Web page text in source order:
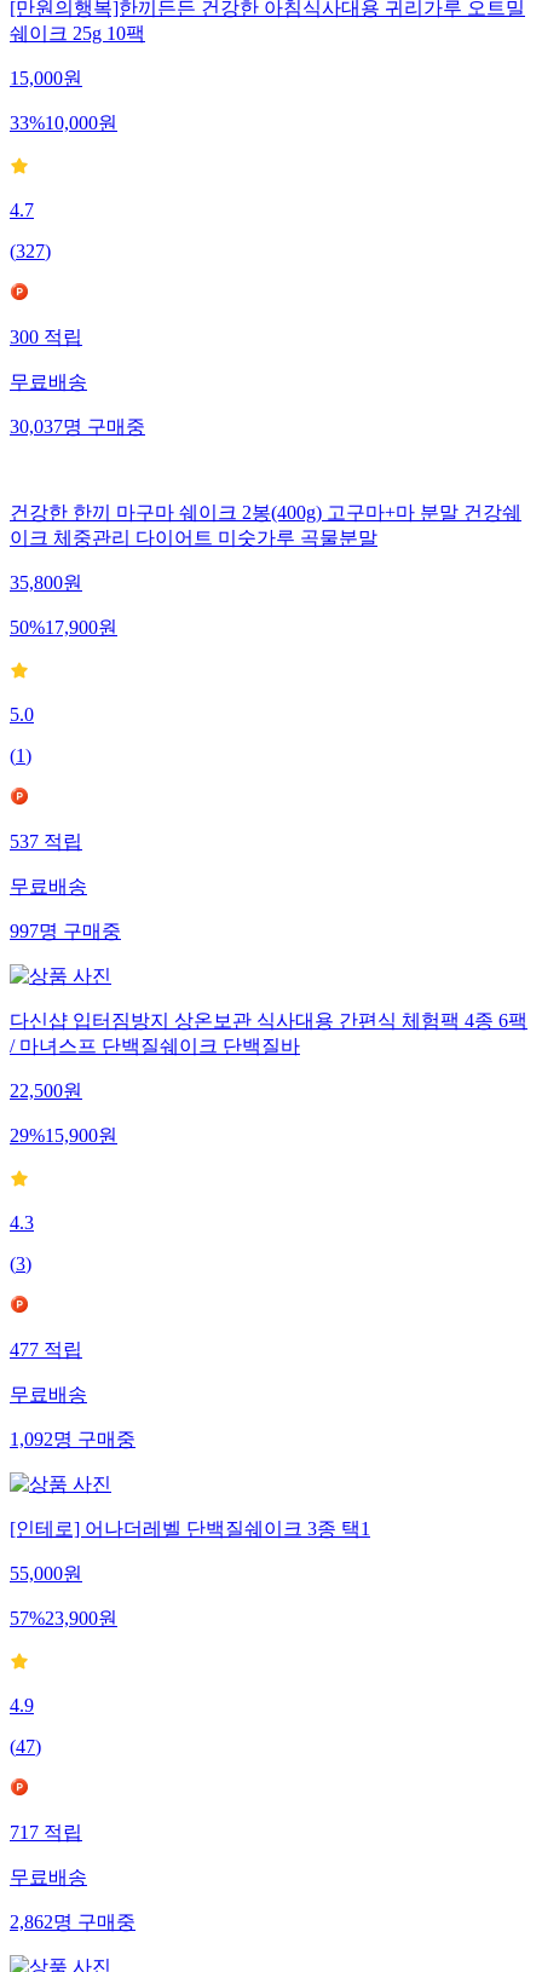
[만원의행복]한끼든든 건강한 아침식사대용 귀리가루 오트밀
쉐이크 25g 10팩
15,000원
33%10,000원
4.7
(327)
300적립
무료배송
30,037명구매중
건강한 한끼 마구마 쉐이크 2봉(400g) 고구마+마 분말 건강쉐
이크 체중관리 다이어트 미숫가루 곡물분말
35,800원
50%17,900원
5.0
(1)
537적립
무료배송
997명구매중
다신샵 입터짐방지 상온보관 식사대용 간편식 체험팩 4종 6팩
/ 마녀스프 단백질쉐이크 단백질바
22,500원
29%15,900원
4.3
(3)
477적립
무료배송
1,092명구매중
[인테로] 어나더레벨 단백질쉐이크 3종 택1
55,000원
57%23,900원
4.9
(47)
717적립
무료배송
2,862명구매중